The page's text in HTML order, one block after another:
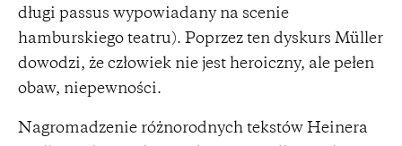
długi passus wypowiadany na scenie
hamburskiego teatru). Poprzez ten dyskurs Müller
dowodzi, że człowiek nie jest heroiczny, ale pełen
obaw, niepewności.
Nagromadzenie różnorodnych tekstów Heinera